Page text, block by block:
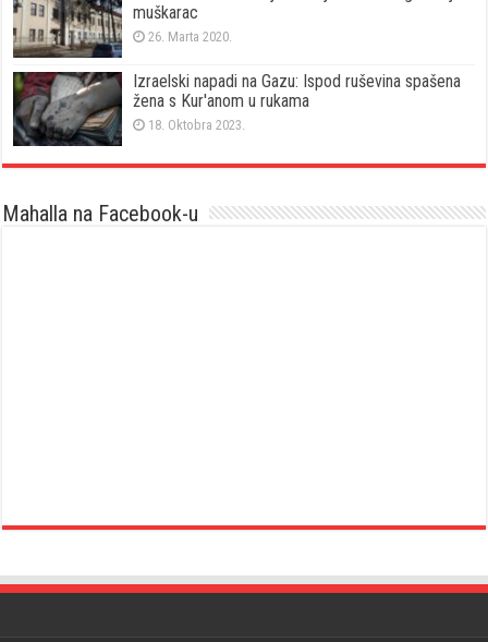
muškarac
26. Marta 2020.
Izraelski napadi na Gazu: Ispod ruševina spašena
žena s Kur'anom u rukama
18. Oktobra 2023.
Mahalla na Facebook-u